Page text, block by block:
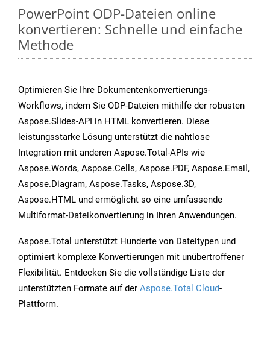
PowerPoint ODP-Dateien online
konvertieren: Schnelle und einfache
Methode
Optimieren Sie Ihre Dokumentenkonvertierungs-
Workflows, indem Sie ODP-Dateien mithilfe der robusten
Aspose.Slides-API in HTML konvertieren. Diese
leistungsstarke Lösung unterstützt die nahtlose
Integration mit anderen Aspose.Total-APIs wie
Aspose.Words, Aspose.Cells, Aspose.PDF, Aspose.Email,
Aspose.Diagram, Aspose.Tasks, Aspose.3D,
Aspose.HTML und ermöglicht so eine umfassende
Multiformat-Dateikonvertierung in Ihren Anwendungen.
Aspose.Total unterstützt Hunderte von Dateitypen und
optimiert komplexe Konvertierungen mit unübertroffener
Flexibilität. Entdecken Sie die vollständige Liste der
unterstützten Formate auf der Aspose.Total Cloud-
Plattform.